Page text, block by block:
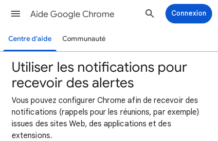
Aide Google Chrome Connexion
Centre d'aide Communauté
Utiliser les notifications pour
recevoir des alertes
Vous pouvez configurer Chrome afin de recevoir des
notifications (rappels pour les réunions, par exemple)
issues des sites Web, des applications et des
extensions.